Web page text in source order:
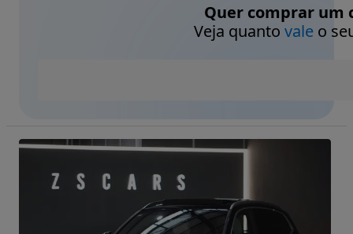
Quer comprar um
Veja quanto valeo